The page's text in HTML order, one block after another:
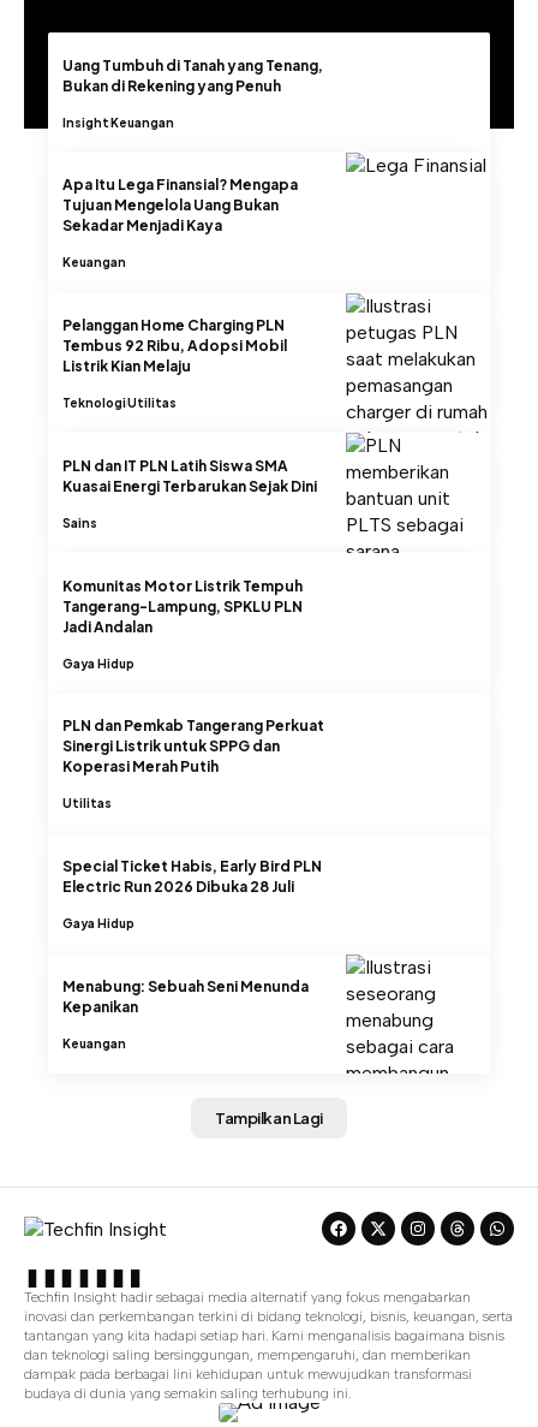
Uang Tumbuh di Tanah yang Tenang,
Bukan di Rekening yang Penuh
InsightKeuangan
Apa Itu Lega Finansial? Mengapa
Tujuan Mengelola Uang Bukan
Sekadar Menjadi Kaya
Keuangan
Pelanggan Home Charging PLN
Tembus 92 Ribu, Adopsi Mobil
Listrik Kian Melaju
TeknologiUtilitas
PLN dan IT PLN Latih Siswa SMA
Kuasai Energi Terbarukan Sejak Dini
Sains
Komunitas Motor Listrik Tempuh
Tangerang-Lampung, SPKLU PLN
Jadi Andalan
Gaya Hidup
PLN dan Pemkab Tangerang Perkuat
Sinergi Listrik untuk SPPG dan
Koperasi Merah Putih
Utilitas
Special Ticket Habis, Early Bird PLN
Electric Run 2026 Dibuka 28 Juli
Gaya Hidup
Menabung: Sebuah Seni Menunda
Kepanikan
Keuangan
Tampilkan Lagi
Techfin Insight hadir sebagai media alternatif yang fokus mengabarkan
inovasi dan perkembangan terkini di bidang teknologi, bisnis, keuangan, serta
tantangan yang kita hadapi setiap hari. Kami menganalisis bagaimana bisnis
dan teknologi saling bersinggungan, mempengaruhi, dan memberikan
dampak pada berbagai lini kehidupan untuk mewujudkan transformasi
budaya di dunia yang semakin saling terhubung ini.